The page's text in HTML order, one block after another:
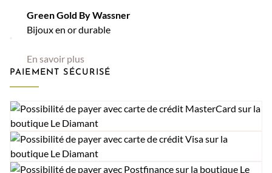
Green Gold By Wassner
Bijoux en or durable
En savoir plus
PAIEMENT SÉCURISÉ